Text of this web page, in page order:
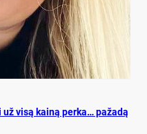
vi­są kai­ną per­ka… pa­ža­dą